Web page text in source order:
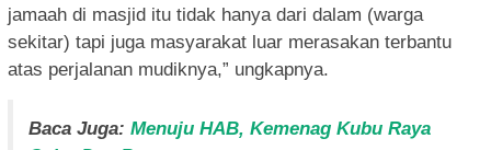
jamaah di masjid itu tidak hanya dari dalam (warga
sekitar) tapi juga masyarakat luar merasakan terbantu
atas perjalanan mudiknya,” ungkapnya.
Baca Juga: Menuju HAB, Kemenag Kubu Raya